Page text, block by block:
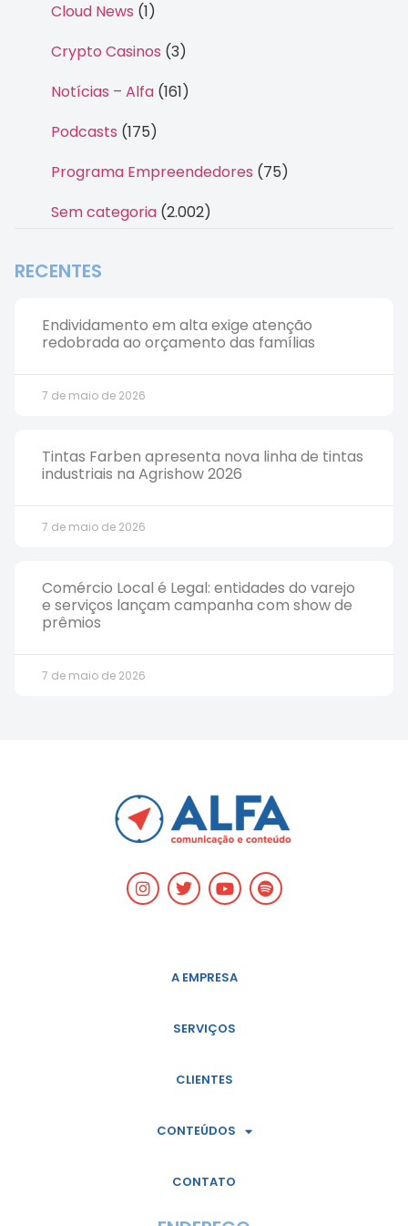
Cloud News (1)
Crypto Casinos (3)
Notícias – Alfa (161)
Podcasts (175)
Programa Empreendedores (75)
Sem categoria (2.002)
RECENTES
Endividamento em alta exige atenção
redobrada ao orçamento das famílias
7 de maio de 2026
Tintas Farben apresenta nova linha de tintas
industriais na Agrishow 2026
7 de maio de 2026
Comércio Local é Legal: entidades do varejo
e serviços lançam campanha com show de
prêmios
7 de maio de 2026
A EMPRESA
SERVIÇOS
CLIENTES
CONTEÚDOS
CONTATO